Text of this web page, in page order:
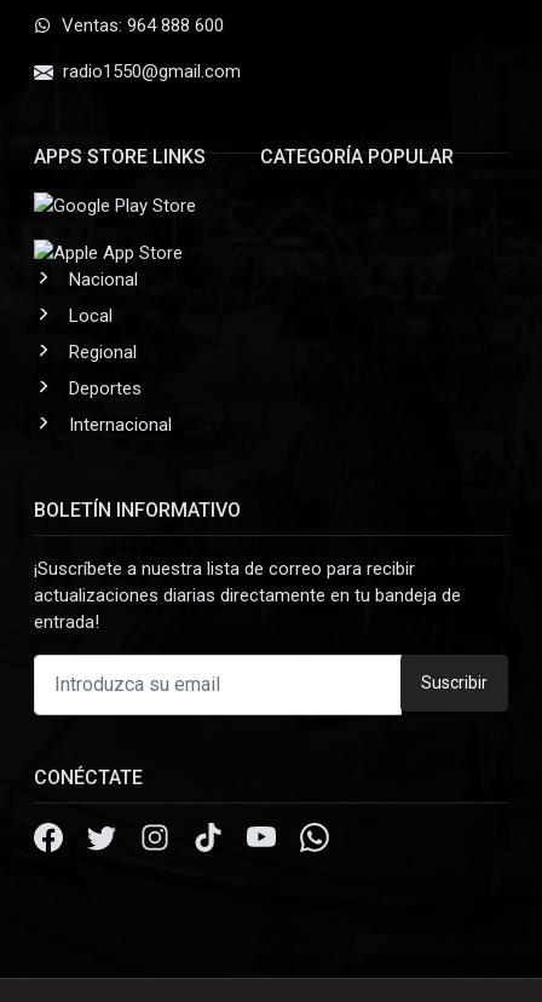
Ventas: 964 888 600
radio1550@gmail.com
APPS STORE LINKS CATEGORÍA POPULAR
Nacional
Local
Regional
Deportes
Internacional
BOLETÍN INFORMATIVO
¡Suscríbete a nuestra lista de correo para recibir
actualizaciones diarias directamente en tu bandeja de
entrada!
Suscribir
CONÉCTATE